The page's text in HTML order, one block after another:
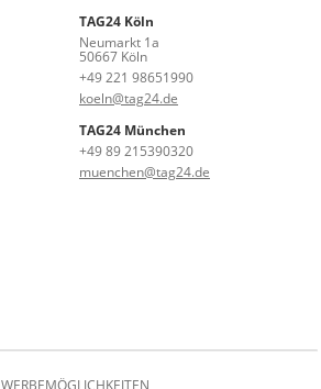
TAG24 Köln
Neumarkt 1a
50667 Köln
+49 221 98651990
koeln@tag24.de
TAG24 München
+49 89 215390320
muenchen@tag24.de
WERBEMÖGLICHKEITEN